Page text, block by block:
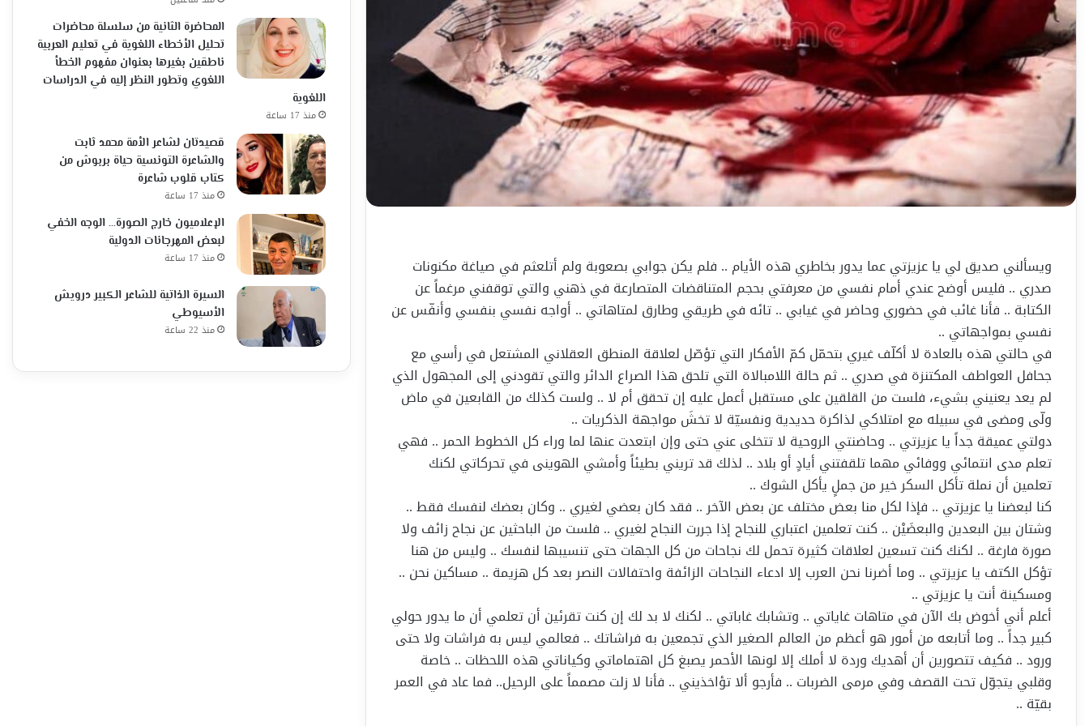
ويسألني صديق لي يا عزيزتي عما يدور بخاطري هذه الأيام .. فلم يكن جوابي بصعوبة ولم أتلعثم في صياغة مكنونات
صدري .. فليس أوضح عندي أمام نفسي من معرفتي بحجم المتناقضات المتصارعة في ذهني والتي توقفني مرغماً عن
الكتابة .. فأنا غائب في حضوري وحاضر في غيابي .. تائه في طريقي وطارق لمتاهاتي .. أواجه نفسي بنفسي وأنفّس عن
نفسي بمواجهاتي ..
في حالتي هذه بالعادة لا أكلّف غيري بتحمّل كمّ الأفكار التي تؤصّل لعلاقة المنطق العقلاني المشتعل في رأسي مع
جحافل العواطف المكتنزة في صدري .. ثم حالة اللامبالاة التي تلحق هذا الصراع الدائر والتي تقودني إلى المجهول الذي
لم يعد يعنيني بشيء، فلست من القلقين على مستقبل أعمل عليه إن تحقق أم لا .. ولست كذلك من القابعين في ماض
ولّى ومضى في سبيله مع امتلاكي لذاكرة حديدية ونفسيّة لا تخشَ مواجهة الذكريات ..
دولتي عميقة جداً يا عزيزتي .. وحاضنتي الروحية لا تتخلى عني حتى وإن ابتعدت عنها لما وراء كل الخطوط الحمر .. فهي
تعلم مدى انتمائي ووفائي مهما تلقفتني أيادٍ أو بلاد .. لذلك قد تريني بطيئاً وأمشي الهوينى في تحركاتي لكنك
تعلمين أن نملة تأكل السكر خير من جملٍ يأكل الشوك ..
كنا لبعضنا يا عزيزتي .. فإذا لكل منا بعض مختلف عن بعض الآخر .. فقد كان بعضي لغيري .. وكان بعضك لنفسك فقط ..
وشتان بين البعدين والبعضَيْن .. كنت تعلمين اعتباري للنجاح إذا جررت النجاح لغيري .. فلست من الباحثين عن نجاح زائف ولا
صورة فارغة .. لكنك كنت تسعين لعلاقات كثيرة تحمل لك نجاحات من كل الجهات حتى تنسيبها لنفسك .. وليس من هنا
تؤكل الكتف يا عزيزتي .. وما أضرنا نحن العرب إلا ادعاء النجاحات الزائفة واحتفالات النصر بعد كل هزيمة .. مساكين نحن ..
ومسكينة أنت يا عزيزتي ..
أعلم أني أخوض بك الآن في متاهات غاياتي .. وتشابك غاباتي .. لكنك لا بد لك إن كنت تقرئين أن تعلمي أن ما يدور حولي
كبير جداً .. وما أتابعه من أمور هو أعظم من العالم الصغير الذي تجمعين به فراشاتك .. فعالمي ليس به فراشات ولا حتى
ورود .. فكيف تتصورين أن أهديك وردة لا أملك إلا لونها الأحمر يصبغ كل اهتماماتي وكياناتي هذه اللحظات .. خاصة
وقلبي يتجوّل تحت القصف وفي مرمى الضربات .. فأرجو ألا تؤاخذيني .. فأنا لا زلت مصمماً على الرحيل.. فما عاد في العمر
بقيّة ..
المحاضرة الثانية من سلسلة محاضرات
تحليل الأخطاء اللغوية في تعليم العربية
ناطقين بغيرها بعنوان مفهوم الخطأ
اللغوي وتطور النظر إليه في الدراسات
اللغوية
منذ 17 ساعة
قصيدتان لشاعر الأمة محمد ثابت
والشاعرة التونسية حياة بربوش من
كتاب قلوب شاعرة
منذ 17 ساعة
الإعلاميون خارج الصورة… الوجه الخفي
لبعض المهرجانات الدولية
منذ 17 ساعة
السيرة الذاتية للشاعر الكبير درويش
الأسيوطي
منذ 22 ساعة